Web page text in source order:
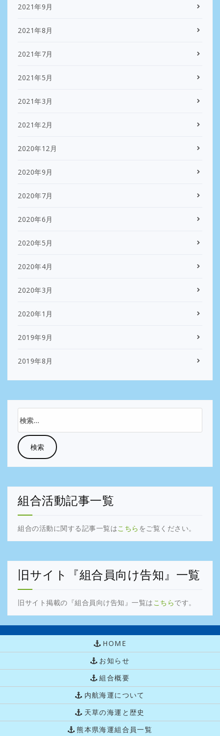
2021年9月
2021年8月
2021年7月
2021年5月
2021年3月
2021年2月
2020年12月
2020年9月
2020年7月
2020年6月
2020年5月
2020年4月
2020年3月
2020年1月
2019年9月
2019年8月
索:
組合活動記事一覧
組合の活動に関する記事一覧はこちら をご覧ください。
旧サイト『組合員向け告知』一覧
旧サイト掲載の『組合員向け告知』一覧はこちらです。
HOME
お知らせ
組合概要
内航海運について
天草の海運と歴史
熊本県海運組合員一覧